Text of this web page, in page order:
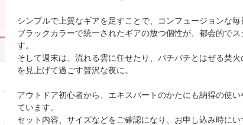
シンプルで上質なギアを足すことで、コンフュージョンな毎
ブラックカラーで統一されたギアの放つ個性が、都会的で
す。
そして週末は、流れる雲に任せたり、パチパチとはぜる焚
を見上げて過ごす贅沢な夜に。
アウトドア初心者から、エキスパートのかたにも納得の使
ています。
セット内容、サイズなどをご確認になり、お申し込み時にい